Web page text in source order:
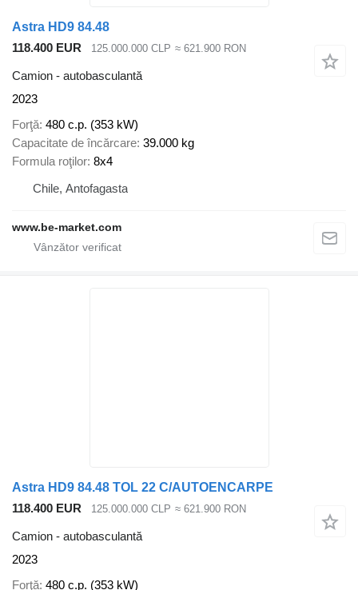
Astra HD9 84.48
118.400 EUR
125.000.000 CLP ≈ 621.900 RON
Camion - autobasculantă
2023
Forţă 480 c.p. (353 kW)
Capacitate de încărcare 39.000 kg
Formula roţilor 8x4
Chile, Antofagasta
www.be-market.com
Astra HD9 84.48 TOL 22 C/AUTOENCARPE
118.400 EUR
125.000.000 CLP ≈ 621.900 RON
Camion - autobasculantă
2023
Forţă 480 c.p. (353 kW)